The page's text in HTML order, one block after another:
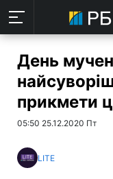
День
прикмети
05:50 25.12.2020 Пт
LITE